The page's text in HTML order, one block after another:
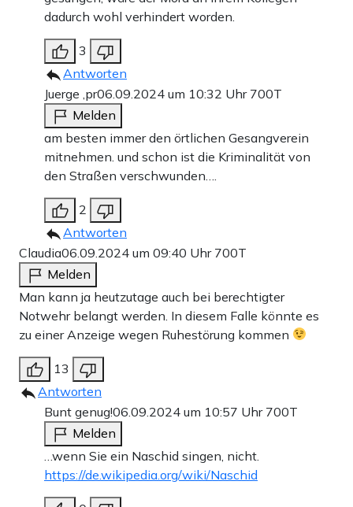
dadurch wohl verhindert worden.
3
Antworten
Juerge ,pr06.09.2024 um 10:32 Uhr 700T
Melden
am besten immer den örtlichen Gesangverein
mitnehmen. und schon ist die Kriminalität von
den Straßen verschwunden….
2
Antworten
Claudia06.09.2024 um 09:40 Uhr 700T
Melden
Man kann ja heutzutage auch bei berechtigter
Notwehr belangt werden. In diesem Falle könnte es
zu einer Anzeige wegen Ruhestörung kommen
13
Antworten
Bunt genug!06.09.2024 um 10:57 Uhr 700T
Melden
…wenn Sie ein Naschid singen, nicht.
https://de.wikipedia.org/wiki/Naschid